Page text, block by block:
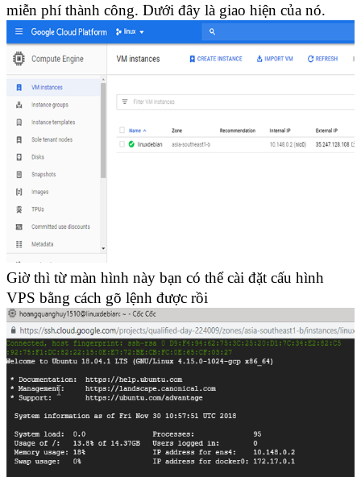
miễn phí thành công. Dưới đây là giao hiện của nó.
Giờ thì từ màn hình này bạn có thể cài đặt cấu hình
VPS bằng cách gõ lệnh được rồi